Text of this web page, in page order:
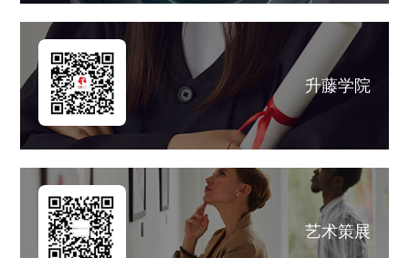
升藤学院
艺术策展